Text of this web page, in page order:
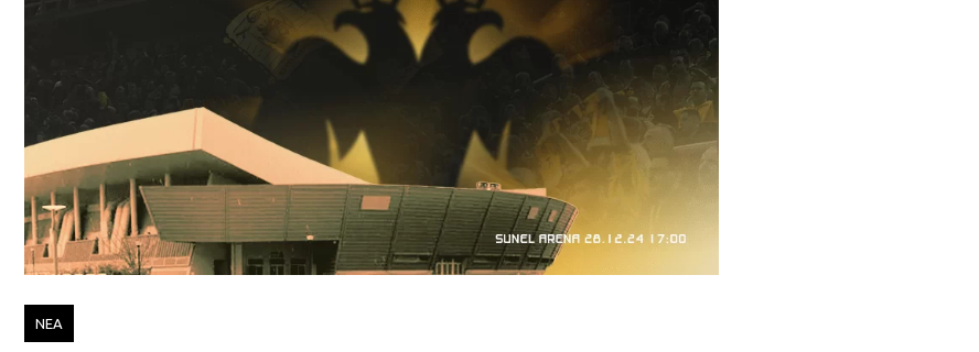
ΝΕΑ